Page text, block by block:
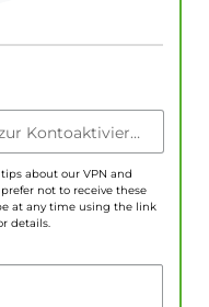
E-Mail-Adresse (erforderlich zur Kontoaktivierung)
about our VPN and
not to receive these
at any time using the link
details.